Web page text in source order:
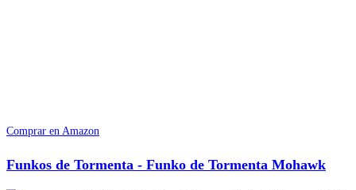
Comprar en Amazon
Funkos de Tormenta - Funko de Tormenta Mohawk